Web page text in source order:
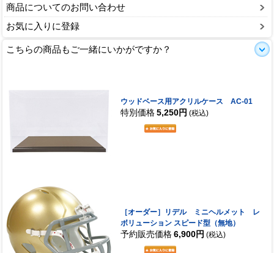
商品についてのお問い合わせ
お気に入りに登録
こちらの商品もご一緒にいかがですか？
ウッドベース用アクリルケース AC-01
特別価格 5,250円 (税込)
［オーダー］リデル ミニヘルメット レ
ボリューション スピード型（無地）
予約販売価格 6,900円 (税込)